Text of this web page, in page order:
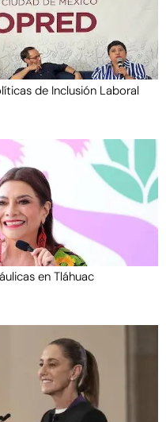
de Inclusión Laboral
en Tláhuac